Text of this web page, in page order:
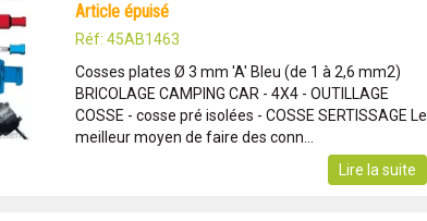
article épuisé
Réf: 45AB1463
Cosses plates Ø 3 mm 'A' Bleu (de 1 à 2,6 mm2)
BRICOLAGE CAMPING CAR - 4X4 - OUTILLAGE
COSSE - cosse pré isolées - COSSE SERTISSAGE Le
meilleur moyen de faire des conn...
Lire la suite